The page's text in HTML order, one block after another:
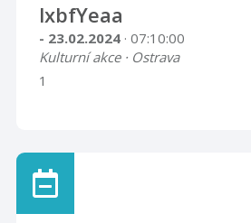
lxbfYeaa
- 23.02.2024 · 07:10:00
Kulturní akce · Ostrava
1